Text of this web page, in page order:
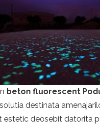
beton fluorescent
destinata
estetic deosebit datorita